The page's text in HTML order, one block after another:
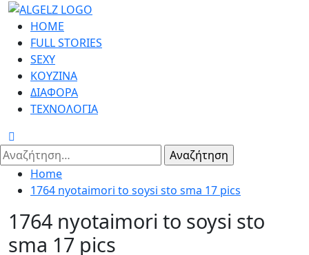
Skip
content
Primary
Menu
HOME
FULL STORIES
SEXY
ΚΟΥΖΙΝΑ
ΔΙΑΦΟΡΑ
ΤΕΧΝΟΛΟΓΙΑ
Αναζήτηση
για:
Home
1764 nyotaimori to soysi sto sma 17 pics
1764 nyotaimori to soysi sto
sma 17 pics